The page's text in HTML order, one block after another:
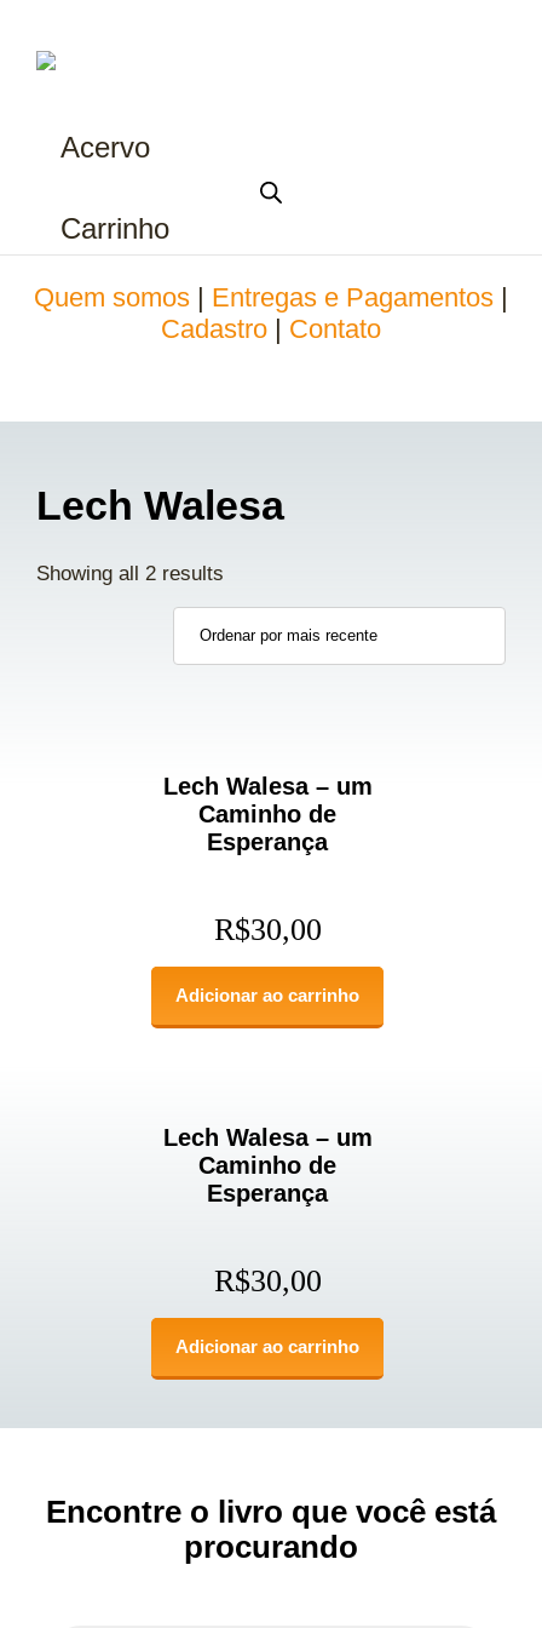
Acervo
Carrinho
Quem somos Entregas e Pagamentos
Cadastro
Contato
Lech Walesa
Showing all 2 results
Lech Walesa – um
Caminho de
Esperança
R$30,00
Adicionar ao carrinho
Lech Walesa – um
Caminho de
Esperança
R$30,00
Adicionar ao carrinho
Encontre o livro que você está
procurando